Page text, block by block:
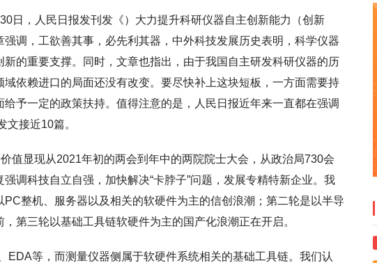
日，人民日报发刊发《）大力提升科研仪器自主创新能力（创新
调，工欲善其事，必先利其器，中外科技发展历史表明，科学仪器
的重要支撑。同时，文章也指出，由于我国自主研发科研仪器的历
依赖进口的局面还没有改变。要尽快补上这块短板，一方面需要持
予一定的政策扶持。值得注意的是，人民日报近年来一直都在强调
文接近10篇。
值显现从2021年初的两会到年中的两院院士大会，从政治局730会
调科技自立自强，加快解决“卡脖子”问题，发展专精特新企业。我
整机、服务器以及相关的软硬件为主的信创浪潮；第二轮是以半导
第三轮以基础工具链软硬件为主的国产化浪潮正在开启。
等，而测量仪器侧属于软硬件系统相关的基础工具链。我们认